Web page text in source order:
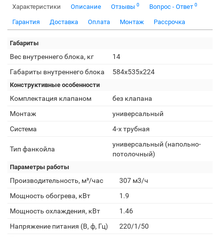
Характеристики Описание Отзывы 0 Вопрос - Ответ 0
Гарантия Доставка Оплата Монтаж Рассрочка
Габариты
Вес внутреннего блока, кг
14
Габариты внутреннего блока
584x535x224
Конструктивные особенности
Комплектация клапаном
без клапана
Монтаж
универсальный
Система
4-х трубная
Тип фанкойла
универсальный (напольно-
потолочный)
Параметры работы
Производительность, м³/час
307 м3/ч
Мощность обогрева, кВт
1.9
Мощность охлаждения, кВт
1.46
Напряжение питания (В, ф, Гц)
220/1/50